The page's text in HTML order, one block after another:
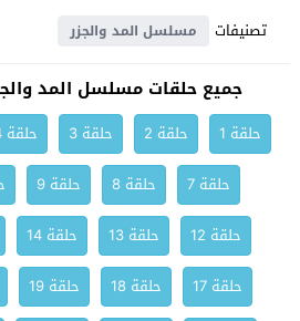
تصنيفات
مسلسل المد والجزر
جميع حلقات مسلسل المد
حلقة 1 حلقة 2 حلقة 3 حلقة 4
حلقة 7
حلقة 8 حلقة 9
حلقة 12
حلقة 13 حلقة 14
حلقة 17
حلقة 18 حلقة 19